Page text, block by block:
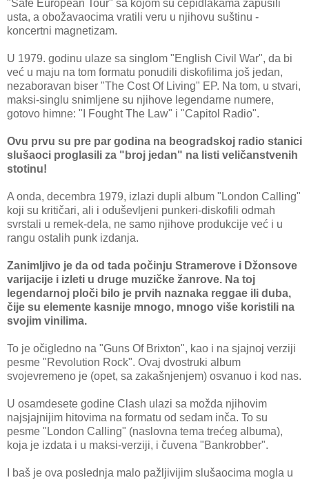
"Safe European Tour" sa kojom su cepidlakama zapušili
usta, a obožavaocima vratili veru u njihovu suštinu -
koncertni magnetizam.
U 1979. godinu ulaze sa singlom "English Civil War", da bi
već u maju na tom formatu ponudili diskofilima još jedan,
nezaboravan biser "The Cost Of Living" EP. Na tom, u stvari,
maksi-singlu snimljene su njihove legendarne numere,
gotovo himne: "I Fought The Law" i "Capitol Radio".
Ovu prvu su pre par godina na beogradskoj radio stanici
slušaoci proglasili za "broj jedan" na listi veličanstvenih
stotinu!
A onda, decembra 1979, izlazi dupli album "London Calling"
koji su kritičari, ali i oduševljeni punkeri-diskofili odmah
svrstali u remek-dela, ne samo njihove produkcije već i u
rangu ostalih punk izdanja.
Zanimljivo je da od tada počinju Stramerove i Džonsove
varijacije i izleti u druge muzičke žanrove. Na toj
legendarnoj ploči bilo je prvih naznaka reggae ili duba,
čije su elemente kasnije mnogo, mnogo više koristili na
svojim vinilima.
To je očigledno na "Guns Of Brixton", kao i na sjajnoj verziji
pesme "Revolution Rock". Ovaj dvostruki album
svojevremeno je (opet, sa zakašnjenjem) osvanuo i kod nas.
U osamdesete godine Clash ulazi sa možda njihovim
najsjajnijim hitovima na formatu od sedam inča. To su
pesme "London Calling" (naslovna tema trećeg albuma),
koja je izdata i u maksi-verziji, i čuvena "Bankrobber".
I baš je ova poslednja malo pažljivijim slušaocima mogla u